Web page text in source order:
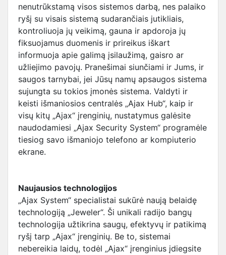
nenutrūkstamą visos sistemos darbą, nes palaiko
ryšį su visais sistemą sudarančiais jutikliais,
kontroliuoja jų veikimą, gauna ir apdoroja jų
fiksuojamus duomenis ir prireikus iškart
informuoja apie galimą įsilaužimą, gaisro ar
užliejimo pavojų. Pranešimai siunčiami ir Jums, ir
saugos tarnybai, jei Jūsų namų apsaugos sistema
sujungta su tokios įmonės sistema. Valdyti ir
keisti išmaniosios centralės „Ajax Hub“, kaip ir
visų kitų „Ajax“ įrenginių, nustatymus galėsite
naudodamiesi „Ajax Security System“ programėle
tiesiog savo išmaniojo telefono ar kompiuterio
ekrane.
Naujausios technologijos
„Ajax System“ specialistai sukūrė naują belaidę
technologiją „Jeweler“. Ši unikali radijo bangų
technologija užtikrina saugų, efektyvų ir patikimą
ryšį tarp „Ajax“ įrenginių. Be to, sistemai
nebereikia laidų, todėl „Ajax“ įrenginius įdiegsite